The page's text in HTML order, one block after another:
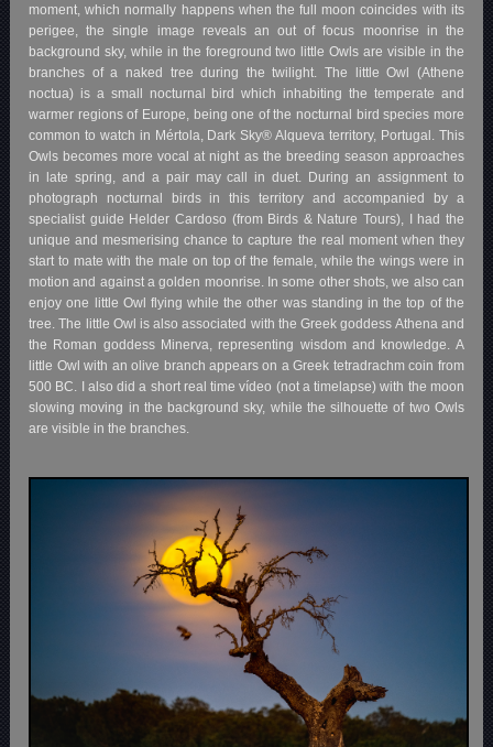
moment, which normally happens when the full moon coincides with its
perigee, the single image reveals an out of focus moonrise in the
background sky, while in the foreground two little Owls are visible in the
branches of a naked tree during the twilight. The little Owl (Athene
noctua) is a small nocturnal bird which inhabiting the temperate and
warmer regions of Europe, being one of the nocturnal bird species more
common to watch in Mértola, Dark Sky® Alqueva territory, Portugal. This
Owls becomes more vocal at night as the breeding season approaches
in late spring, and a pair may call in duet. During an assignment to
photograph nocturnal birds in this territory and accompanied by a
specialist guide Helder Cardoso (from Birds & Nature Tours), I had the
unique and mesmerising chance to capture the real moment when they
start to mate with the male on top of the female, while the wings were in
motion and against a golden moonrise. In some other shots, we also can
enjoy one little Owl flying while the other was standing in the top of the
tree. The little Owl is also associated with the Greek goddess Athena and
the Roman goddess Minerva, representing wisdom and knowledge. A
little Owl with an olive branch appears on a Greek tetradrachm coin from
500 BC. I also did a short real time vídeo (not a timelapse) with the moon
slowing moving in the background sky, while the silhouette of two Owls
are visible in the branches.